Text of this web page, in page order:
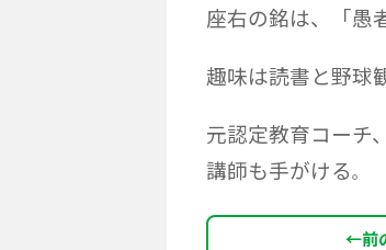
座右の銘は、「愚
趣味は読書と野球
元認定教育コーチ
講師も手がける。
←前